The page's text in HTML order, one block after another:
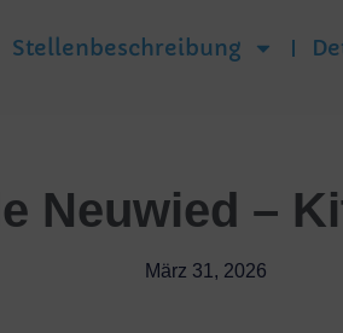
Stellenbeschreibung
Neuwied –
März 31, 2026